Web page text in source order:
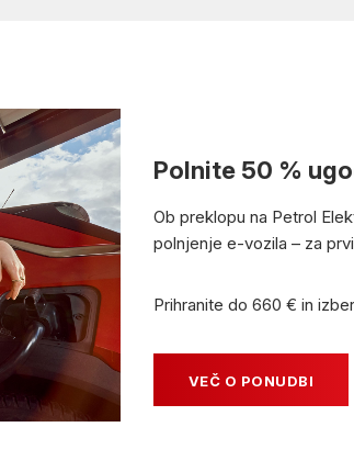
Polnite 50 %
Ob preklopu na Petrol
polnjenje e-vozila – za
Prihranite do 660 € in
VEČ O PONUDBI